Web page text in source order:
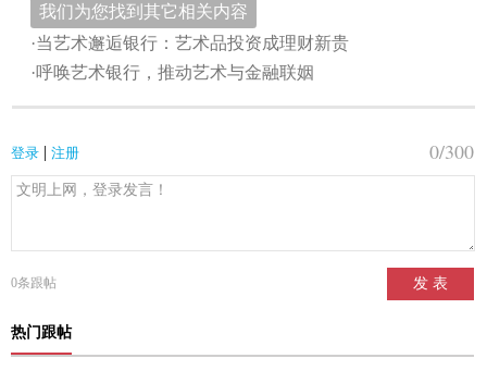
我们为您找到其它相关内容
·当艺术邂逅银行：艺术品投资成理财新贵
·呼唤艺术银行，推动艺术与金融联姻
登录 | 注册 0/300
0条跟帖 发 表
热门跟帖